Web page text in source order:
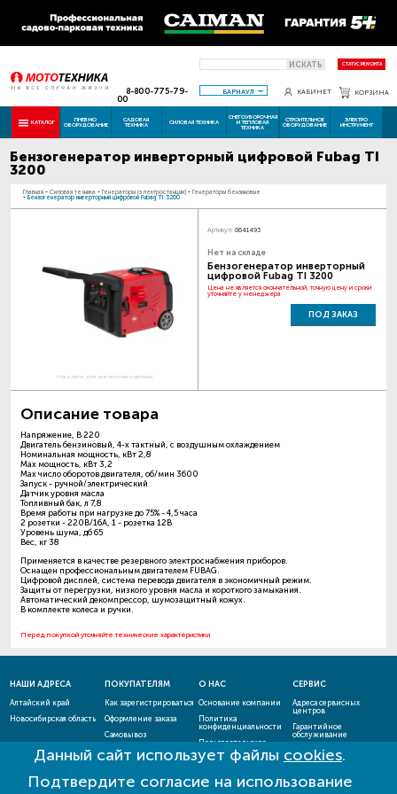
ИСКАТЬ СТАТУС РЕМОНТА
8-800-775-79-
00
БАРНАУЛ КАБИНЕТ КОРЗИНА
КАТАЛОГ ПНЕВМО
ОБОРУДОВАНИЕ
САДОВАЯ
ТЕХНИКА СИЛОВАЯ ТЕХНИКА
СНЕГОУБОРОЧНАЯ
И ТЕПЛОВАЯ
ТЕХНИКА
СТРОИТЕЛЬНОЕ
ОБОРУДОВАНИЕ
ЭЛЕКТРО
ИНСТРУМЕНТ
Бензогенератор инверторный цифровой Fubag TI
3200
Главная - Силовая техника - Генераторы (электростанции) - Генераторы бензиновые
- Бензогенератор инверторный цифровой Fubag TI 3200
Наведите для увеличения картинки
Артикул: 8641493
Нет на складе
Бензогенератор инверторный
цифровой Fubag TI 3200
Цена не является окончательной, точную цену и сроки
уточняйте у менеджера
ПОД ЗАКАЗ
Описание товара
Напряжение, В 220
Двигатель бензиновый, 4-х тактный, с воздушным охлаждением
Номинальная мощность, кВт 2,8
Max мощность, кВт 3,2
Max число оборотов двигателя, об/мин 3600
Запуск - ручной/электрический
Датчик уровня масла
Топливный бак, л 7,8
Время работы при нагрузке до 75% - 4,5 часа
2 розетки - 220В/16А, 1 - розетка 12В
Уровень шума, дб 65
Вес, кг 38
Применяется в качестве резервного электроснабжения приборов.
Оснащен профессиональным двигателем FUBAG.
Цифровой дисплей, система перевода двигателя в экономичный режим.
Защиты от перегрузки, низкого уровня масла и короткого замыкания.
Автоматический декомпрессор, шумозащитный кожух.
В комплекте колеса и ручки.
Перед покупкой уточняйте технические характеристики
Данный сайт использует файлы cookies.
Подтвердите согласие на использование
НАШИ АДРЕСА
Алтайский край
Новосибирская область
ПОКУПАТЕЛЯМ
Как зарегистрироваться
Оформление заказа
Самовывоз
Способы оплаты
О НАС
Основание компании
Политика
конфиденциальности
Пользовательское
соглашение
Акции и скидки
СЕРВИС
Адреса сервисных
центров
Гарантийное
обслуживание
Проверить статус
ремонта